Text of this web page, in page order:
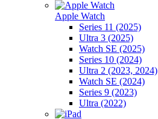
Apple Watch
Series 11 (2025)
Ultra 3 (2025)
Watch SE (2025)
Series 10 (2024)
Ultra 2 (2023, 2024)
Watch SE (2024)
Series 9 (2023)
Ultra (2022)